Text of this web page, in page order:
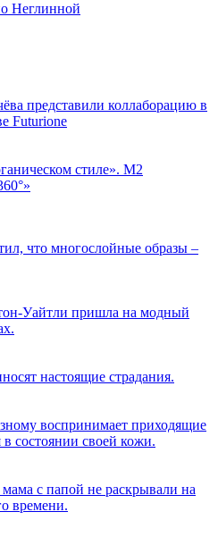
Неглинной
представили коллаборацию в
Futurione
стиле». М2
что многослойные образы –
Уайтли пришла на модный
настоящие страдания.
воспринимает приходящие
в состоянии своей кожи.
с папой не раскрывали на
времени.